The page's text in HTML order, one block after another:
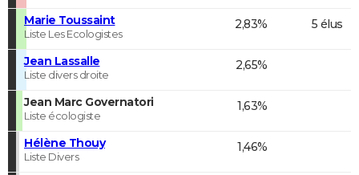
Marie Toussaint
Liste Les Ecologistes
2,83% 5 élus
Jean Lassalle
Liste divers droite
2,65%
Jean Marc Governatori
Liste écologiste
1,63%
Hélène Thouy
Liste Divers
1,46%